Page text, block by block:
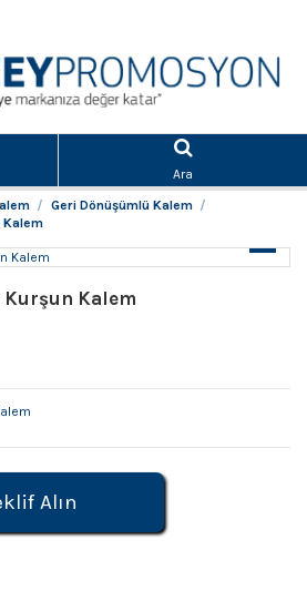
Ara
Geri Dönüşümlü Kalem
Kalem
Alın